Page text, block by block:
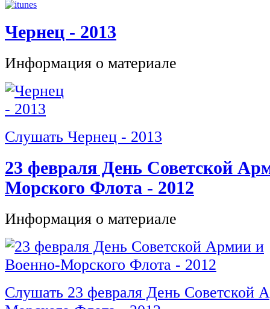
Чернец - 2013
Информация о материале
Слушать Чернец - 2013
23 февраля День Советской
Морского Флота - 2012
Информация о материале
Слушать 23 февраля День Советской